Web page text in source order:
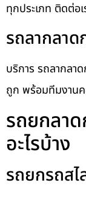
ทุกประเภท ติดต่อ
รถลากลาด
บริการ รถลากลา
ถูก พร้อมทีมงาน
รถยกลา
อะไรบ้าง
รถยกรถส